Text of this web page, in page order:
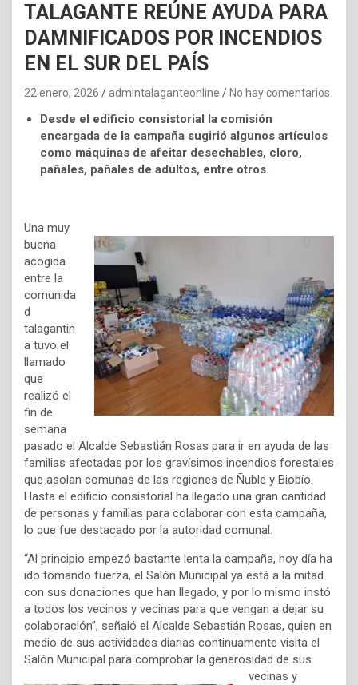
TALAGANTE REÚNE AYUDA PARA
DAMNIFICADOS POR INCENDIOS
EN EL SUR DEL PAÍS
22 enero, 2026 admintalaganteonline No hay comentarios
Desde el edificio consistorial la comisión
encargada de la campaña sugirió algunos artículos
como máquinas de afeitar desechables, cloro,
pañales, pañales de adultos, entre otros.
Una muy
buena
acogida
entre la
comunida
d
talagantin
a tuvo el
llamado
que
realizó el
fin de
semana
pasado el Alcalde Sebastián Rosas para ir en ayuda de las
familias afectadas por los gravísimos incendios forestales
que asolan comunas de las regiones de Ñuble y Biobío.
Hasta el edificio consistorial ha llegado una gran cantidad
de personas y familias para colaborar con esta campaña,
lo que fue destacado por la autoridad comunal.
“Al principio empezó bastante lenta la campaña, hoy día ha
ido tomando fuerza, el Salón Municipal ya está a la mitad
con sus donaciones que han llegado, y por lo mismo instó
a todos los vecinos y vecinas para que vengan a dejar su
colaboración”, señaló el Alcalde Sebastián Rosas, quien en
medio de sus actividades diarias continuamente visita el
Salón Municipal para comprobar la generosidad de sus
vecinas y